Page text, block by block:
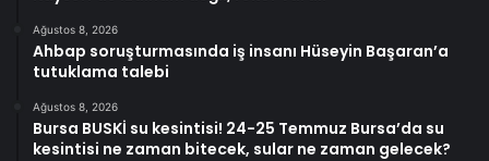
Ağustos 8, 2026
Ahbap soruşturmasında iş insanı Hüseyin Başaran’a
tutuklama talebi
Ağustos 8, 2026
Bursa BUSKİ su kesintisi! 24-25 Temmuz Bursa’da su
kesintisi ne zaman bitecek, sular ne zaman gelecek?